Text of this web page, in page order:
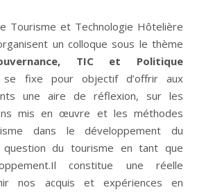
Tourisme et Technologie Hôtelière
un colloque sous le thème
TIC et Politique
fixe pour objectif d’offrir aux
une aire de réflexion, sur les
mis en œuvre et les méthodes
dans le développement du
du tourisme en tant que
constitue une réelle
nos acquis et expériences en